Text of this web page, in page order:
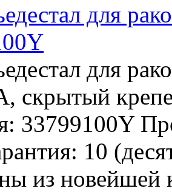
для
для
скрытый
33799100Y
10
из новейшей